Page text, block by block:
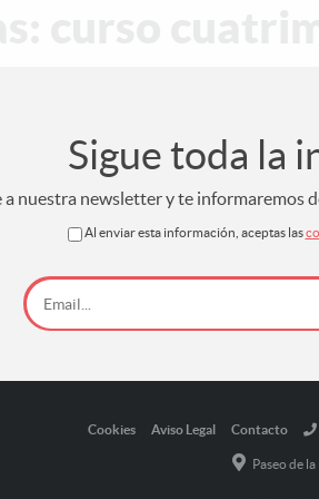
curso
Sigue toda la
nuestra newsletter y te informaremos
Al enviar esta información, aceptas las
Cookies Aviso Legal Contacto
Paseo de